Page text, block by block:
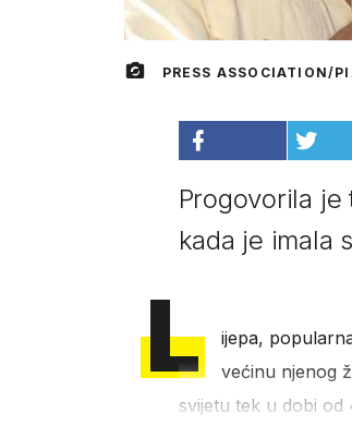
PRESS ASSOCIATION/
Progovorila
kada je imala
L
ijepa,
većinu njenog
svijetu tek u dobi od